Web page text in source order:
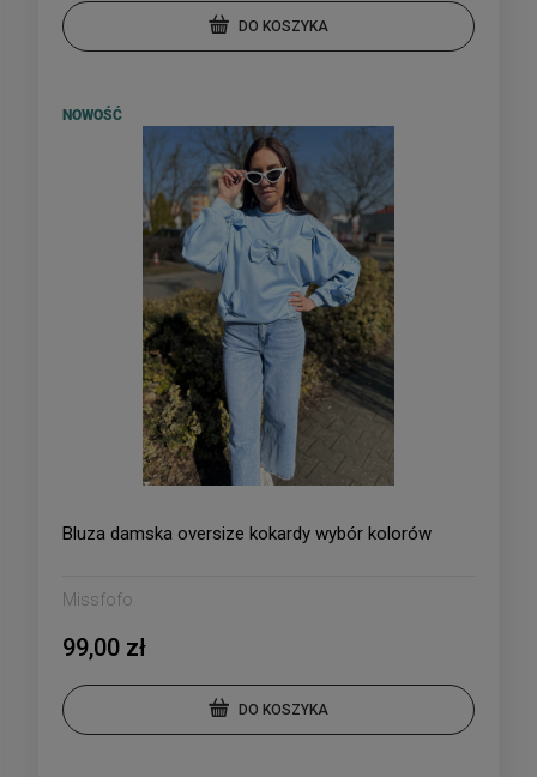
DO KOSZYKA
Bluza damska oversize kokardy wybór kolorów
Missfofo
99,00 zł
DO KOSZYKA
NOWOŚĆ